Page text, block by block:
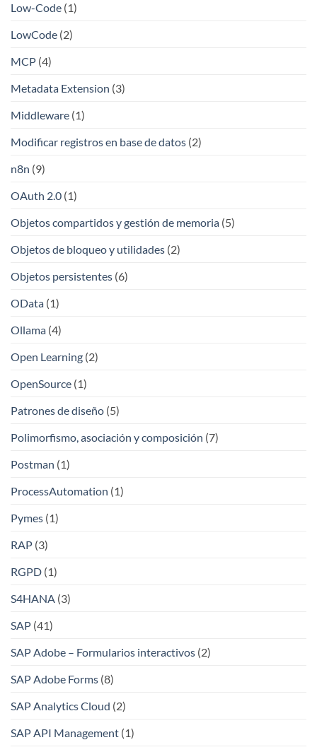
Low-Code (1)
LowCode (2)
MCP (4)
Metadata Extension (3)
Middleware (1)
Modificar registros en base de datos (2)
n8n (9)
OAuth 2.0 (1)
Objetos compartidos y gestión de memoria (5)
Objetos de bloqueo y utilidades (2)
Objetos persistentes (6)
OData (1)
Ollama (4)
Open Learning (2)
OpenSource (1)
Patrones de diseño (5)
Polimorfismo, asociación y composición (7)
Postman (1)
ProcessAutomation (1)
Pymes (1)
RAP (3)
RGPD (1)
S4HANA (3)
SAP (41)
SAP Adobe – Formularios interactivos (2)
SAP Adobe Forms (8)
SAP Analytics Cloud (2)
SAP API Management (1)